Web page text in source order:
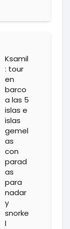
Ksamil
: tour
en
barco
a las 5
islas e
islas
gemel
as
con
parad
as
para
nadar
y
snorke
l